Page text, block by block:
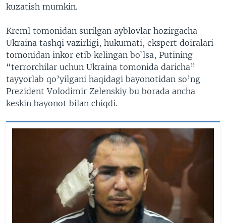
kuzatish mumkin.
Kreml tomonidan surilgan ayblovlar hozirgacha
Ukraina tashqi vazirligi, hukumati, ekspert doiralari
tomonidan inkor etib kelingan bo`lsa, Putining
“terrorchilar uchun Ukraina tomonida daricha”
tayyorlab qo’yilgani haqidagi bayonotidan so’ng
Prezident Volodimir Zelenskiy bu borada ancha
keskin bayonot bilan chiqdi.